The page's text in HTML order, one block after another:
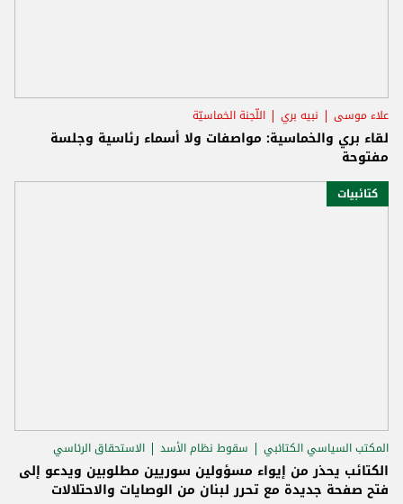
علاء موسى نبيه بري اللّجنة الخماسيّة
لقاء بري والخماسية: مواصفات ولا أسماء رئاسية وجلسة
مفتوحة
كتائبيات
المكتب السياسي الكتائبي سقوط نظام الأسد الاستحقاق الرئاسي
الكتائب يحذر من إيواء مسؤولين سوريين مطلوبين ويدعو إلى
فتح صفحة جديدة مع تحرر لبنان من الوصايات والاحتلالات